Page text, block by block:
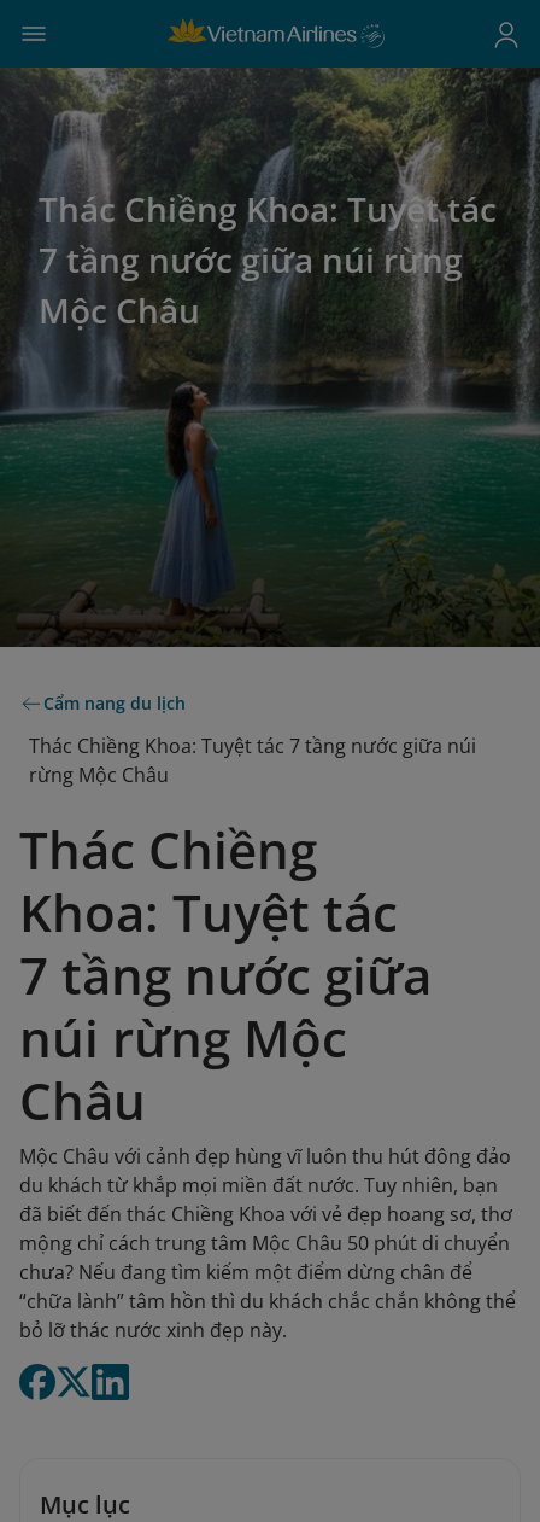
Thác Chiềng Khoa: Tuyệt tác
7 tầng nước giữa núi rừng
Mộc Châu
Cẩm nang du lịch
Thác Chiềng Khoa: Tuyệt tác 7 tầng nước giữa núi
rừng Mộc Châu
Thác Chiềng
Khoa: Tuyệt tác
7 tầng nước giữa
núi rừng Mộc
Châu
Mộc Châu với cảnh đẹp hùng vĩ luôn thu hút đông đảo
du khách từ khắp mọi miền đất nước. Tuy nhiên, bạn
đã biết đến thác Chiềng Khoa với vẻ đẹp hoang sơ, thơ
mộng chỉ cách trung tâm Mộc Châu 50 phút di chuyển
chưa? Nếu đang tìm kiếm một điểm dừng chân để
“chữa lành” tâm hồn thì du khách chắc chắn không thể
bỏ lỡ thác nước xinh đẹp này.
Mục lục